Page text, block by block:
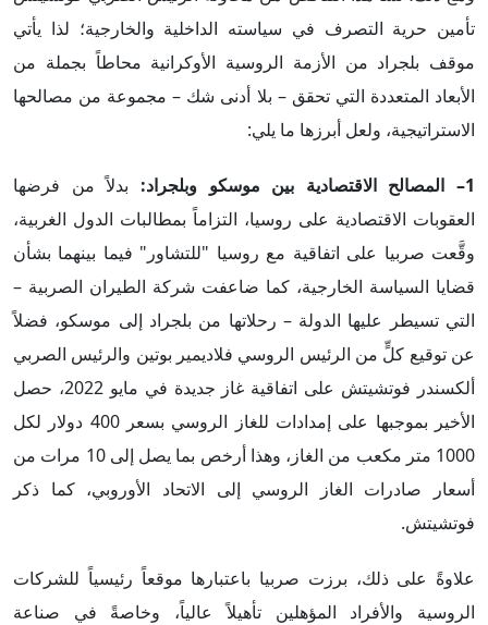
تأمين حرية التصرف في سياسته الداخلية والخارجية؛ لذا يأتي
موقف بلجراد من الأزمة الروسية الأوكرانية محاطاً بجملة من
الأبعاد المتعددة التي تحقق – بلا أدنى شك – مجموعة من مصالحها
الاستراتيجية، ولعل أبرزها ما يلي:
1– المصالح الاقتصادية بين موسكو وبلجراد:
بدلاً من فرضها
العقوبات الاقتصادية على روسيا، التزاماً بمطالبات الدول الغربية،
وقَّعت صربيا على اتفاقية مع روسيا "للتشاور" فيما بينهما بشأن
قضايا السياسة الخارجية، كما ضاعفت شركة الطيران الصربية –
التي تسيطر عليها الدولة – رحلاتها من بلجراد إلى موسكو، فضلاً
عن توقيع كلٍّ من الرئيس الروسي فلاديمير بوتين والرئيس الصربي
ألكسندر فوتشيتش على اتفاقية غاز جديدة في مايو 2022، حصل
الأخير بموجبها على إمدادات للغاز الروسي بسعر 400 دولار لكل
1000 متر مكعب من الغاز، وهذا أرخص بما يصل إلى 10 مرات من
أسعار صادرات الغاز الروسي إلى الاتحاد الأوروبي، كما ذكر
فوتشيتش.
علاوةً على ذلك، برزت صربيا باعتبارها موقعاً رئيسياً للشركات
الروسية والأفراد المؤهلين تأهيلاً عالياً، وخاصةً في صناعة